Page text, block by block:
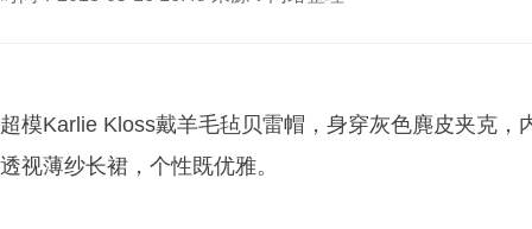
超模Karlie Kloss戴羊毛毡贝雷帽，身穿灰色麂皮夹克
透视薄纱长裙，个性既优雅。